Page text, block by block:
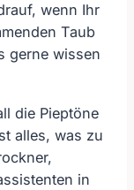
wenn Ihr
Taub
gerne wissen
die Pieptöne
alles, was zu
in